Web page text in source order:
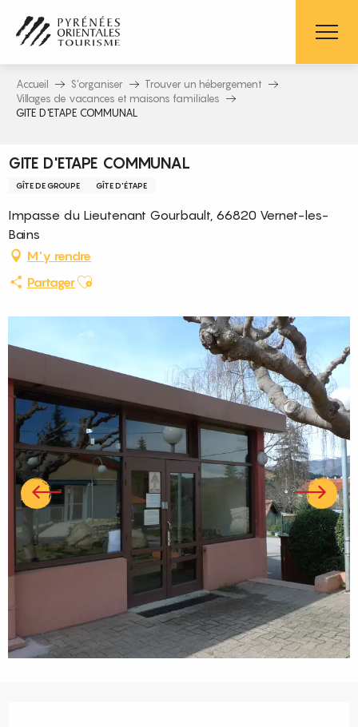
contenu
principal
Accueil S’organiser
Trouver un hébergement
Villages de vacances et maisons familiales
GITE D'ETAPE COMMUNAL
GITE D'ETAPE COMMUNAL
GÎTE DE GROUPE GÎTE D'ÉTAPE
Impasse du Lieutenant Gourbault, 66820 Vernet-les-
Bains
M'y rendre
PartagerAjouter aux favoris